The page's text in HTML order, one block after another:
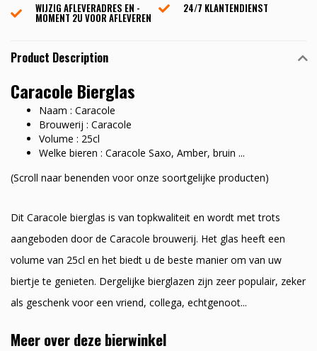
WIJZIG AFLEVERADRES EN -
MOMENT 2U VOOR AFLEVEREN
24/7 KLANTENDIENST
Product Description
Caracole Bierglas
Naam : Caracole
Brouwerij : Caracole
Volume : 25cl
Welke bieren : Caracole Saxo, Amber, bruin ...
(Scroll naar benenden voor onze soortgelijke producten)
Dit Caracole bierglas is van topkwaliteit en wordt met trots
aangeboden door de Caracole brouwerij. Het glas heeft een
volume van 25cl en het biedt u de beste manier om van uw
biertje te genieten. Dergelijke bierglazen zijn zeer populair, zeker
als geschenk voor een vriend, collega, echtgenoot...
Meer over deze bierwinkel